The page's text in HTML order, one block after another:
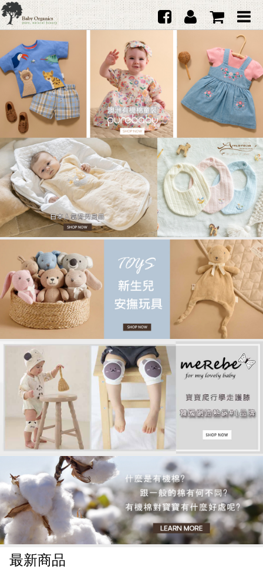
首頁
澳洲Purebaby有機棉
日本品牌育兒配件
韓國Merebe寶寶配件
嬰兒
女生
男生
禮品
服務據點
品牌故事
客服專區
最新商品